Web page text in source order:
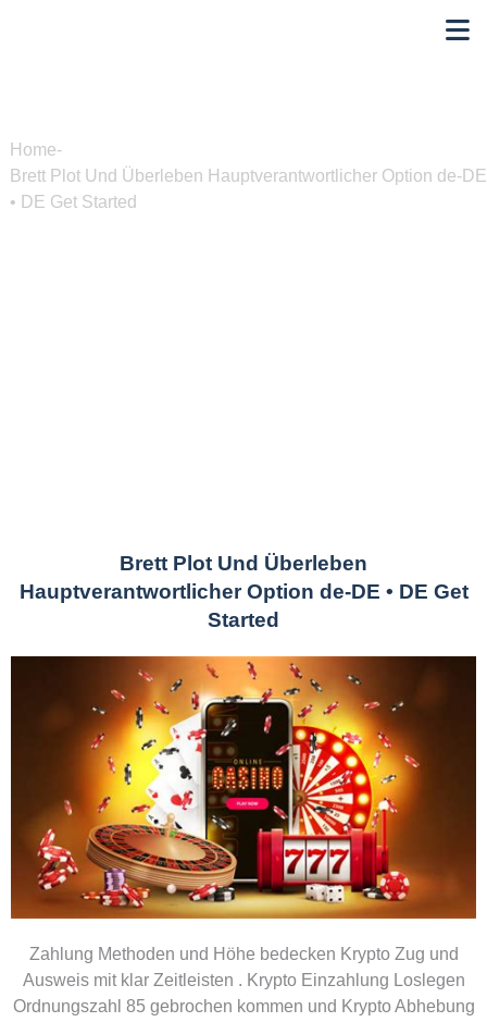
Home-
Brett Plot Und Überleben Hauptverantwortlicher Option de-DE
• DE Get Started
Brett Plot Und Überleben
Hauptverantwortlicher Option de-DE • DE Get
Started
Zahlung Methoden und Höhe bedecken Krypto Zug und
Ausweis mit klar Zeitleisten . Krypto Einzahlung Loslegen
Ordnungszahl 85 gebrochen kommen und Krypto Abhebung